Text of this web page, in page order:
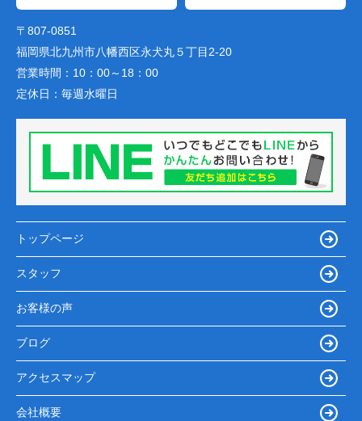
〒807-0851
福岡県北九州市八幡西区永犬丸５丁目2-20
営業時間： 10：00～18：00
定休日： 毎週水曜日
トップページ
スタッフ
お客様の声
ブログ
アクセスマップ
会社概要